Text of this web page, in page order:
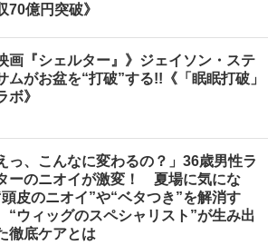
70億円突破》
画『シェルター』》ジェイソン・ステ
ムがお盆を“打破”する!!《「眠眠打破」
ボ》
っ、こんなに変わるの？」36歳男性ラ
ーのニオイが激変！ 夏場に気にな
頭皮のニオイ”や“ベタつき”を解消す
“ウィッグのスペシャリスト”が生み出
徹底ケアとは